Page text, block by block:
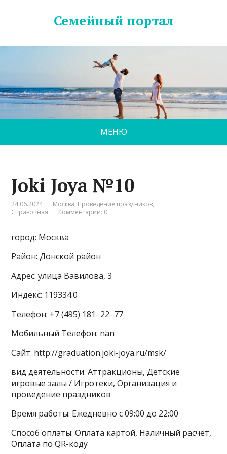
Семейный портал
МЕНЮ
Joki Joya №10
24.06.2024 Москва, Проведение праздников,
Справочная
Комментарии: 0
город: Москва
Район: Донской район
Адрес: улица Вавилова, 3
Индекс: 119334.0
Телефон: +7 (495) 181‒22‒77
Мобильный Телефон: nan
Сайт: http://graduation.joki-joya.ru/msk/
вид деятельности: Аттракционы, Детские
игровые залы / Игротеки, Организация и
проведение праздников
Время работы: Ежедневно с 09:00 до 22:00
Способ оплаты: Оплата картой, Наличный расчёт,
Оплата по QR-коду